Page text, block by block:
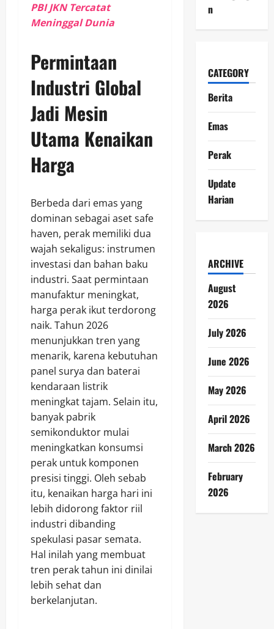
PBI JKN Tercatat
Meninggal Dunia
Permintaan
Industri Global
Jadi Mesin
Utama Kenaikan
Harga
Berbeda dari emas yang
dominan sebagai aset safe
haven, perak memiliki dua
wajah sekaligus: instrumen
investasi dan bahan baku
industri. Saat permintaan
manufaktur meningkat,
harga perak ikut terdorong
naik. Tahun 2026
menunjukkan tren yang
menarik, karena kebutuhan
panel surya dan baterai
kendaraan listrik
meningkat tajam. Selain itu,
banyak pabrik
semikonduktor mulai
meningkatkan konsumsi
perak untuk komponen
presisi tinggi. Oleh sebab
itu, kenaikan harga hari ini
lebih didorong faktor riil
industri dibanding
spekulasi pasar semata.
Hal inilah yang membuat
tren perak tahun ini dinilai
lebih sehat dan
berkelanjutan.
n
CATEGORY
Berita
Emas
Perak
Update
Harian
ARCHIVE
August
2026
July 2026
June 2026
May 2026
April 2026
March 2026
February
2026